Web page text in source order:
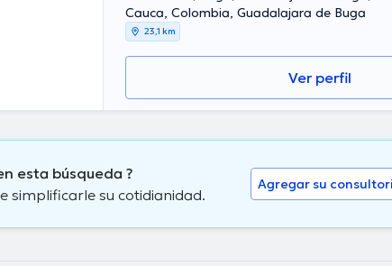
Cauca, Colombia, Guadalajara de Buga
23,1 km
Ver perfil
esta búsqueda ?
simplificarle su cotidianidad.
Agregar su